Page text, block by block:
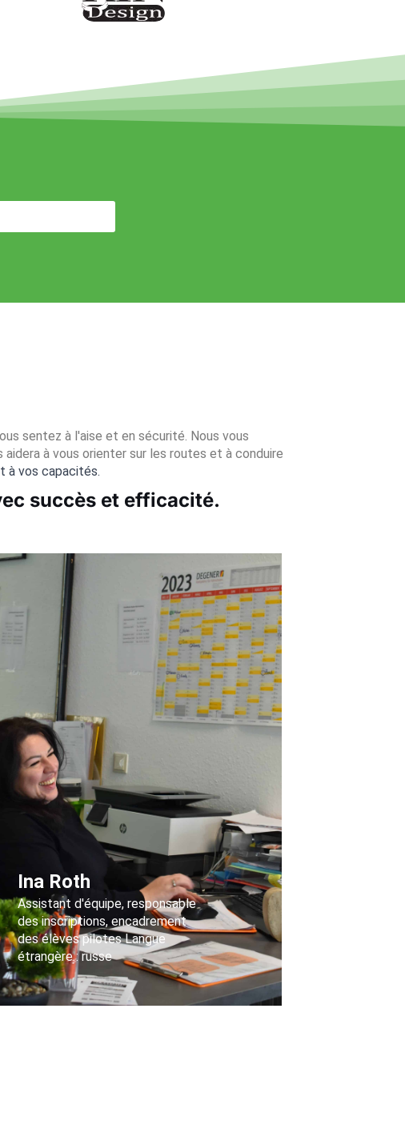
sentez à l'aise et en sécurité. Nous vous
à vous orienter sur les routes et à conduire
à vos capacités.
succès et efficacité.
Ina Roth
Assistant d'équipe, responsable
des inscriptions, encadrement
des élèves pilotes Langue
étrangère : russe